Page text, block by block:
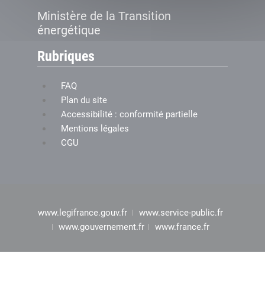
Ministère de la Transition
énergétique
Rubriques
FAQ
Plan du site
Accessibilité : conformité partielle
Mentions légales
CGU
www.legifrance.gouv.fr
www.service-public.fr
www.gouvernement.fr
www.france.fr